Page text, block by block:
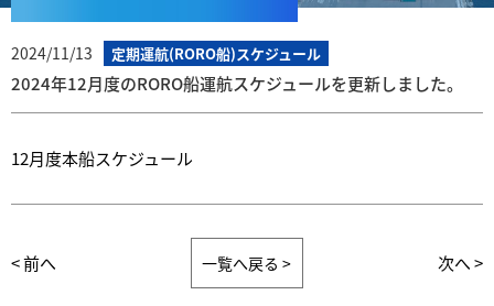
2024/11/13 定期運航(RORO船)スケジュール
2024年12月度のRORO船運航スケジュールを更新しました。
12月度本船スケジュール
< 前へ 一覧へ戻る > 次へ >